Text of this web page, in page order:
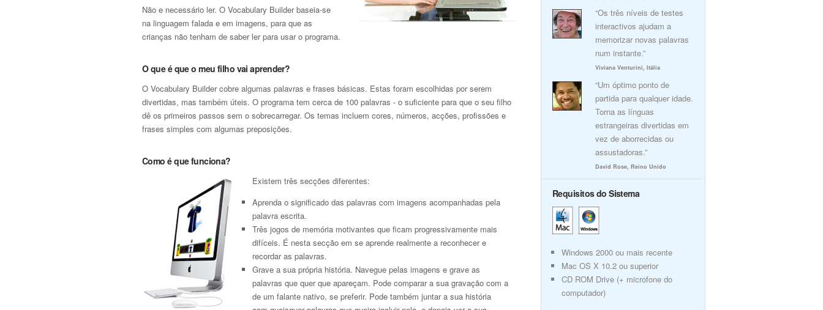
Não e necessário ler. O Vocabulary Builder baseia-se
na linguagem falada e em imagens, para que as
crianças não tenham de saber ler para usar o programa.
O que é que o meu filho vai aprender?
O Vocabulary Builder cobre algumas palavras e frases básicas. Estas foram escolhidas por serem
divertidas, mas também úteis. O programa tem cerca de 100 palavras - o suficiente para que o seu filho
dê os primeiros passos sem o sobrecarregar. Os temas incluem cores, números, acções, profissões e
frases simples com algumas preposições.
Como é que funciona?
Existem três secções diferentes:
Aprenda o significado das palavras com imagens acompanhadas pela
palavra escrita.
Três jogos de memória motivantes que ficam progressivamente mais
difíceis. É nesta secção em se aprende realmente a reconhecer e
recordar as palavras.
Grave a sua própria história. Navegue pelas imagens e grave as
palavras que quer que apareçam. Pode comparar a sua gravação com a
de um falante nativo, se preferir. Pode também juntar a sua história
“Os três níveis de testes
interactivos ajudam a
memorizar novas palavras
num instante.”
Viviana Venturini, Itália
“Um óptimo ponto de
partida para qualquer idade.
Torna as línguas
estrangeiras divertidas em
vez de aborrecidas ou
assustadoras.”
David Rose, Reino Unido
Requisitos do Sistema
Windows 2000 ou mais recente
Mac OS X 10.2 ou superior
CD ROM Drive (+ microfone do
computador)